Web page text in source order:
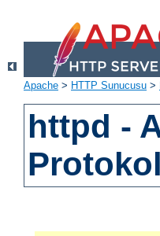
Apache > HTTP Sunucusu >
httpd -